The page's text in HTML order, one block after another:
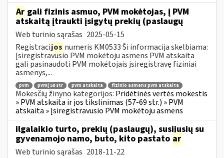
Ar gali fizinis asmuo, PVM mokėtojas, į PVM
atskaitą įtraukti įsigytų prekių (paslaugų
Web turinio sąrašas 2025-05-15
Registracijos numeris KM0533 Ši informacija skelbiama:
Įsiregistravusio PVM mokėtoju asmens PVM atskaita
gali pasinaudoti PVM mokėtojais įsiregistravę fiziniai
asmenys,...
pvm pvmį 58 str pvm atskaita fizinio asmens pvm atskaita
Mokesčių žinyno kategorijos: Pridėtinės vertės mokestis
» PVM atskaita ir jos tikslinimas (57-69 str.) » PVM
atskaita » Įsiregistravusio PVM mokėtoju asmens
ilgalaikio turto, prekių (paslaugų), susijusių su
gyvenamojo namo, buto, kito pastato ar
Web turinio sąrašas 2018-11-22